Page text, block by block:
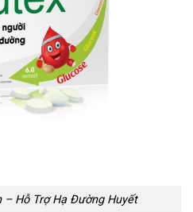
– Hỗ Trợ Hạ Đường Huyết